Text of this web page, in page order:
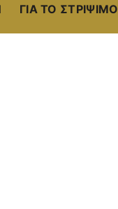
ΓΙΑ ΤΟ ΣΤΡΊΨΙΜΟ